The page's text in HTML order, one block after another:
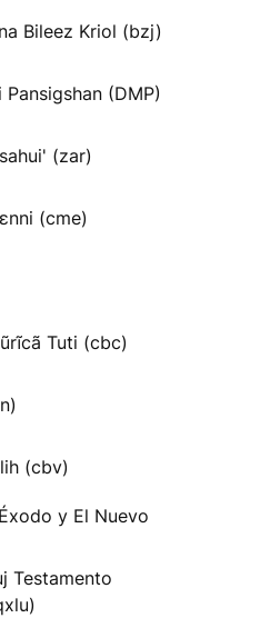
Bileez Kriol (bzj)
(DMP)
(zar)
(cme)
Tuti (cbc)
(cbv)
y El Nuevo
Testamento